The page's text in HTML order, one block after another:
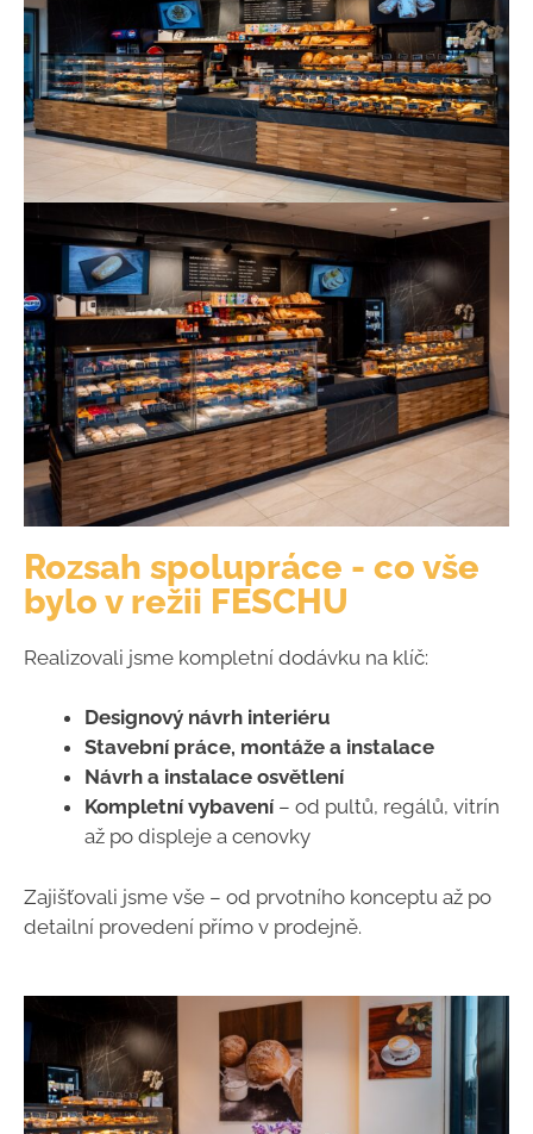
Rozsah spolupráce - co vše
bylo v režii FESCHU
Realizovali jsme kompletní dodávku na klíč:
Designový návrh interiéru
Stavební práce, montáže a instalace
Návrh a instalace osvětlení
Kompletní vybavení– od pultů, regálů, vitrín
až po displeje a cenovky
Zajišťovali jsme vše – od prvotního konceptu až po
detailní provedení přímo v prodejně.